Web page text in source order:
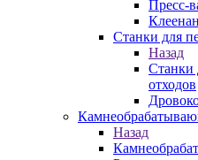
Пресс-
Станки для
Назад
Станки
отходов
Назад